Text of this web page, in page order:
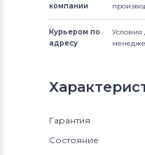
компании
Курьером по
адресу
Условия
Гарантия
Состояние